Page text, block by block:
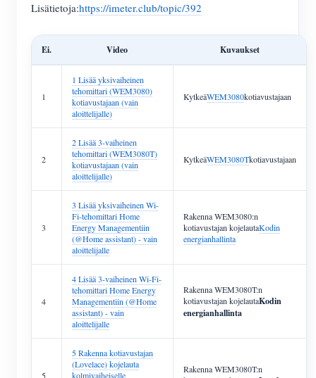
Lisätietoja:https://imeter.club/topic/392
Ei. Video Kuvaukset
1
1 Lisää yksivaiheinen
tehomittari (WEM3080)
kotiavustajaan (vain
aloittelijalle)
KytkeäWEM3080kotiavustajaan
2
2 Lisää 3-vaiheinen
tehomittari (WEM3080T)
kotiavustajaan (vain
aloittelijalle)
KytkeäWEM3080Tkotiavustajaan
3
3 Lisää yksivaiheinen Wi-
Fi-tehomittari Home
Energy Managementiin
(@Home assistant) - vain
aloittelijalle
Rakenna WEM3080:n
kotiavustajan kojelautaKodin
energianhallinta
4
4 Lisää 3-vaiheinen Wi-Fi-
tehomittari Home Energy
Managementiin (@Home
assistant) - vain
aloittelijalle
Rakenna WEM3080T:n
kotiavustajan kojelautaKodin
energianhallinta
5
5 Rakenna kotiavustajan
(Lovelace) kojelauta
kolmivaiheiselle
Rakenna WEM3080T:n